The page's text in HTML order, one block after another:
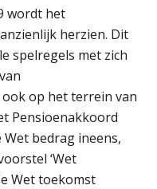
wordt het
herzien. Dit
spelregels met zich
op het terrein van
Pensioenakkoord
bedrag ineens,
‘Wet
Wet toekomst